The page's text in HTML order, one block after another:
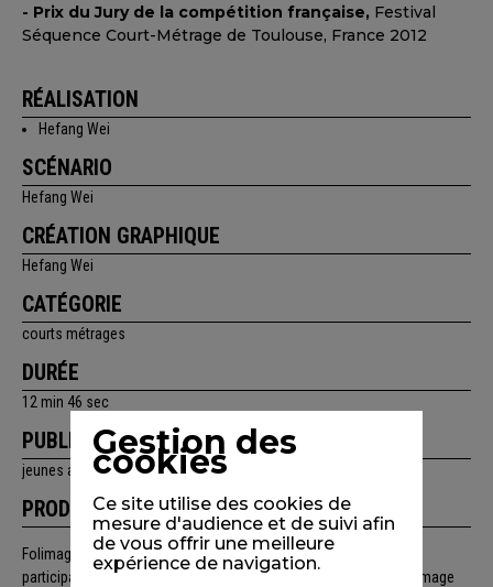
- Prix du Jury de la compétition française, Festival
Séquence Court-Métrage de Toulouse, France 2012
RÉALISATION
Hefang Wei
SCÉNARIO
Hefang Wei
CRÉATION GRAPHIQUE
Hefang Wei
CATÉGORIE
courts métrages
DURÉE
12 min 46 sec
PUBLIC
jeunes adultes, adultes
PRODUCTION
Folimage, Foliascope, ONF NFB Canada, Nadasdy films. Avec la
participation de : Arte France, Centre National du Cinéma et de l’Image
Gestion des
cookies
Ce site utilise des cookies de
mesure d'audience et de suivi afin
de vous offrir une meilleure
expérience de navigation.